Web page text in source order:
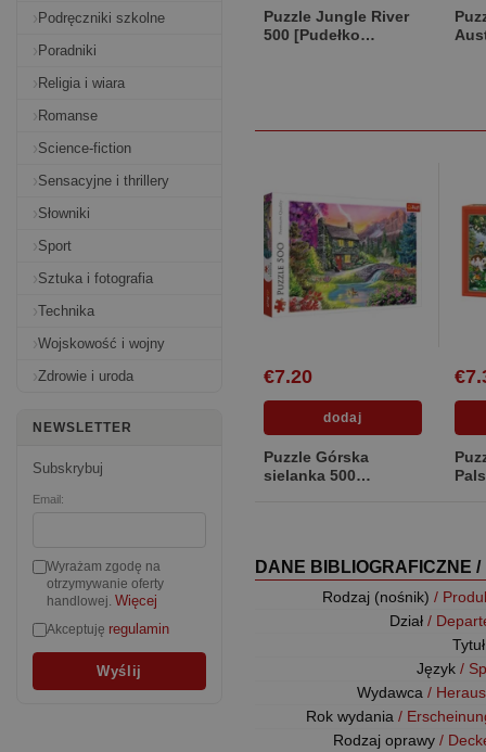
Podręczniki szkolne
Poradniki
Religia i wiara
Romanse
Science-fiction
Sensacyjne i thrillery
Słowniki
Sport
Sztuka i fotografia
Technika
Wojskowość i wojny
Zdrowie i uroda
NEWSLETTER
Subskrybuj
Email:
Wyrażam zgodę na
otrzymywanie oferty
handlowej. Więcej
Akceptuję regulamin
Puzzle Jungle River
500 [Pudełko
€7.20
Puzzle Górska
sielanka 500
DANE BIBLIOGRAFICZNE
Rodzaj (nośnik) /
Dział /
Język /
Wydawca /
Rok wydania /
Rodzaj oprawy /